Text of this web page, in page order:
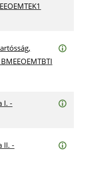
I. -
II. -